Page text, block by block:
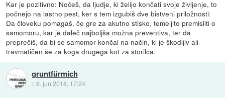
Kar je pozitivno: Nočeš, da ljudje, ki želijo končati svoje življenje, to
počnejo na lastno pest, ker s tem izgubiš dve bistveni priložnosti:
Da človeku pomagaš, če gre za akutno stisko, temeljito premisliti o
samomoru, kar je daleč najboljša možna preventiva, ter da
preprečiš, da bi se samomor končal na način, ki je škodljiv ali
travmatičen še za koga drugega kot za storilca.
gruntfürmich
::6. jun 2018, 17:24